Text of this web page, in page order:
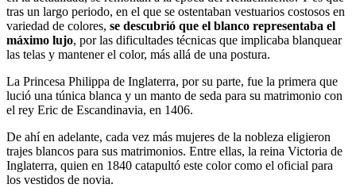
tras un largo periodo, en el que se ostentaban vestuarios costosos en
variedad de colores, se descubrió que el blanco representaba el
máximo lujo, por las dificultades técnicas que implicaba blanquear
las telas y mantener el color, más allá de una postura.
La Princesa Philippa de Inglaterra, por su parte, fue la primera que
lució una túnica blanca y un manto de seda para su matrimonio con
el rey Eric de Escandinavia, en 1406.
De ahí en adelante, cada vez más mujeres de la nobleza eligieron
trajes blancos para sus matrimonios. Entre ellas, la reina Victoria de
Inglaterra, quien en 1840 catapultó este color como el oficial para
los vestidos de novia.